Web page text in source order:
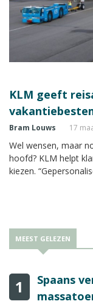
KLM geeft
Bram Louws 17
Wel wensen, maar
hoofd? KLM helpt
kiezen.
MEEST GELEZEN
1
Spaans